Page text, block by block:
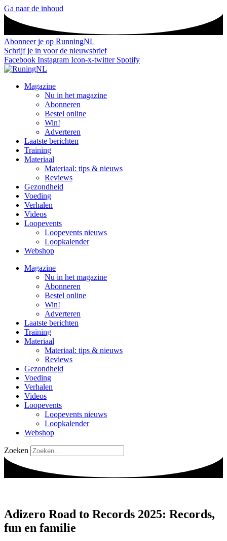
Ga naar de inhoud
Abonneer je op RunningNL
Schrijf je in voor de nieuwsbrief
Facebook Instagram Icon-x-twitter Spotify
Magazine
Nu in het magazine
Abonneren
Bestel online
Win!
Adverteren
Laatste berichten
Training
Materiaal
Materiaal: tips & nieuws
Reviews
Gezondheid
Voeding
Verhalen
Videos
Loopevents
Loopevents nieuws
Loopkalender
Webshop
Magazine
Nu in het magazine
Abonneren
Bestel online
Win!
Adverteren
Laatste berichten
Training
Materiaal
Materiaal: tips & nieuws
Reviews
Gezondheid
Voeding
Verhalen
Videos
Loopevents
Loopevents nieuws
Loopkalender
Webshop
Zoeken
Adizero Road to Records 2025: Records,
fun en familie